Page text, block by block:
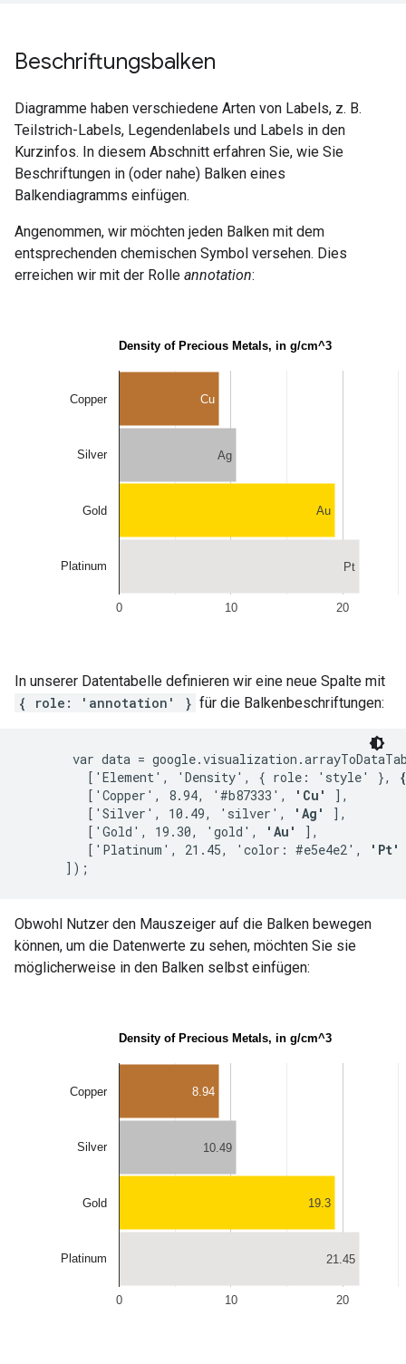
Beschriftungsbalken
Diagramme haben verschiedene Arten von Labels, z. B.
Teilstrich-Labels, Legendenlabels und Labels in den
Kurzinfos. In diesem Abschnitt erfahren Sie, wie Sie
Beschriftungen in (oder nahe) Balken eines
Balkendiagramms einfügen.
Angenommen, wir möchten jeden Balken mit dem
entsprechenden chemischen Symbol versehen. Dies
erreichen wir mit der Rolle annotation:
In unserer Datentabelle definieren wir eine neue Spalte mit
{ role: 'annotation' } für die Balkenbeschriftungen:
var data =
         ['Element', 'Density', { role: 'style' },
         ['Copper', 8.94, '#b87333',
'Cu'
],
         ['Silver', 10.49, 'silver',
'Ag'
],
         ['Gold', 19.30, 'gold',
'Au'
],
         ['Platinum', 21.45, 'color: #e5e4e2',
'Pt'
Obwohl Nutzer den Mauszeiger auf die Balken bewegen
können, um die Datenwerte zu sehen, möchten Sie sie
möglicherweise in den Balken selbst einfügen: